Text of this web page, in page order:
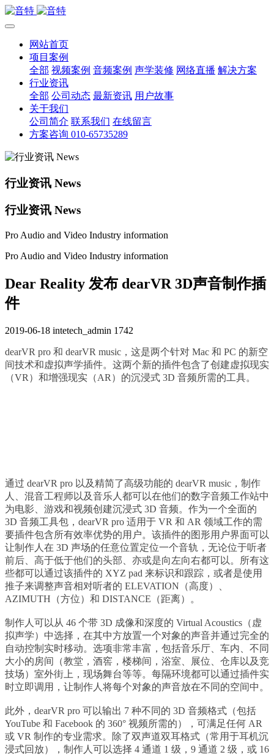
网站首页
项目案例
全部 视频案例 音频案例 声学装修 网络直播 解决方案
行业资讯
全部 公司动态 最新资讯 用户故事
关于我们
公司简介 联系我们 在线留言
方案咨询 010-65735289
行业资讯 News
行业资讯 News
Pro Audio and Video Industry information
Pro Audio and Video Industry information
Dear Reality 发布 dearVR 3D声音制作插
件
2019-06-18 intetech_admin 1742
dearVR pro 和 dearVR music，这是两个针对 Mac 和 PC 的新空
间技术和虚拟声学插件。这两个新的插件包含了创建虚拟现实
（VR）和增强现实（AR）的沉浸式 3D 音频所需的工具。
通过 dearVR pro 以及精简了高级功能的 dearVR music，制作
人、混音工程师以及音乐人都可以在他们的数字音频工作站中
为电影、游戏和视频创建沉浸式 3D 音频。作为一个全面的
3D 音频工具包，dearVR pro 适用于 VR 和 AR 领域工作的需
要插件包含所有效率优势的用户。该插件的图形用户界面可以
让制作人在 3D 声场的任意位置定位一个音轨，无论位于听者
前后、高于低于他们的头部、亦或是向左向右都可以。所有这
些都可以通过该插件的 XYZ pad 来标识和跟踪，或者是使用
推子来调整声音相对听者的 ELEVATION（高度）、
AZIMUTH（方位）和 DISTANCE（距离）。
制作人可以从 46 个带 3D 成像和深度的 Virtual Acoustics（虚
拟声学）中选择，在其中方放置一个对象的声音并通过完全的
自动控制实时移动。选项非常丰富，包括音乐厅、车内、不同
大小的房间（教堂，酒窖，楼梯间，浴室、展位、仓库以及竞
技场）室外街上，现场舞台等等。每隔环境都可以通过插件实
时立即调用，让制作人将每个对象的声音放在不同的空间中。
此外，dearVR pro 可以输出 7 种不同的 3D 音频格式（包括
YouTube 和 Facebook 的 360° 视频所需的），可满足任何 AR
或 VR 制作的专业需求。除了双声道双耳格式（常用于耳机沉
浸式回放），制作人可以选择 4 通道 1 级，9 通道 2 级，或 16